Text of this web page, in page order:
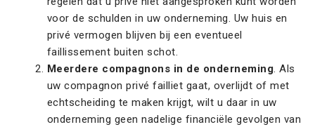
voor de schulden in uw onderneming. Uw huis en
privé vermogen blijven bij een eventueel
faillissement buiten schot.
Meerdere compagnons in de onderneming. Als
uw compagnon privé failliet gaat, overlijdt of met
echtscheiding te maken krijgt, wilt u daar in uw
onderneming geen nadelige financiële gevolgen van